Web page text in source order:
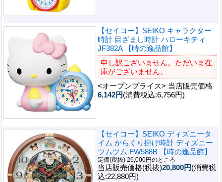
【セイコー】SEIKO キャラクター
時計 目ざまし時計 ハローキティ
JF382A 【時の逸品館】
申し訳ございません。ただいま在
庫がございません。
<オープンプライス> 当店販売価格
6,142円(消費税込:6,756円)
【セイコー】SEIKO ディズニータ
イム からくり掛け時計 ディズニー
ツムツム FW588B 【時の逸品館】
定価(税抜) 26,000円のところ
当店販売価格(税抜)20,800円(消費税
込:22,880円)